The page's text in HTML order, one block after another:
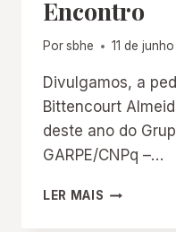
CAMINHOS
PESQUISA
GALLICA
E
A
A
Encontro
Porsbhe 11 de
Divulgamos, a
Bittencourt
deste ano do
GARPE/CNPq –…
LER MAIS GARPE/